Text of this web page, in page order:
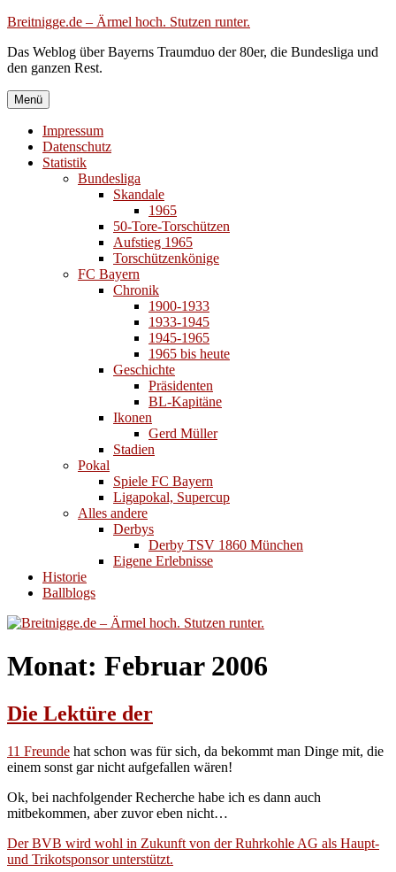
Zum
springen
Breitnigge.de – Ärmel hoch. Stutzen runter.
Das Weblog über Bayerns Traumduo der 80er, die Bundesliga und
den ganzen Rest.
Menü
Impressum
Datenschutz
Statistik
Bundesliga
Skandale
1965
50-Tore-Torschützen
Aufstieg 1965
Torschützenkönige
FC Bayern
Chronik
1900-1933
1933-1945
1945-1965
1965 bis heute
Geschichte
Präsidenten
BL-Kapitäne
Ikonen
Gerd Müller
Stadien
Pokal
Spiele FC Bayern
Ligapokal, Supercup
Alles andere
Derbys
Derby TSV 1860 München
Eigene Erlebnisse
Historie
Ballblogs
Monat: Februar 2006
Die Lektüre der
11 Freunde hat schon was für sich, da bekommt man Dinge mit, die
einem sonst gar nicht aufgefallen wären!
Ok, bei nachfolgender Recherche habe ich es dann auch
mitbekommen, aber zuvor eben nicht…
Der BVB wird wohl in Zukunft von der Ruhrkohle AG als Haupt-
und Trikotsponsor unterstützt.